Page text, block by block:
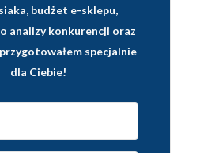
budżet e-sklepu,
analizy konkurencji oraz
specjalnie
dla Ciebie!